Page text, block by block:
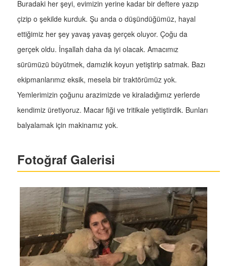
Buradaki her şeyi, evimizin yerine kadar bir deftere yazıp
çizip o şekilde kurduk. Şu anda o düşündüğümüz, hayal
ettiğimiz her şey yavaş yavaş gerçek oluyor. Çoğu da
gerçek oldu. İnşallah daha da iyi olacak. Amacımız
sürümüzü büyütmek, damızlık koyun yetiştirip satmak. Bazı
ekipmanlarımız eksik, mesela bir traktörümüz yok.
Yemlerimizin çoğunu arazimizde ve kiraladığımız yerlerde
kendimiz üretiyoruz. Macar fiği ve tritikale yetiştirdik. Bunları
balyalamak için makinamız yok.
Fotoğraf Galerisi